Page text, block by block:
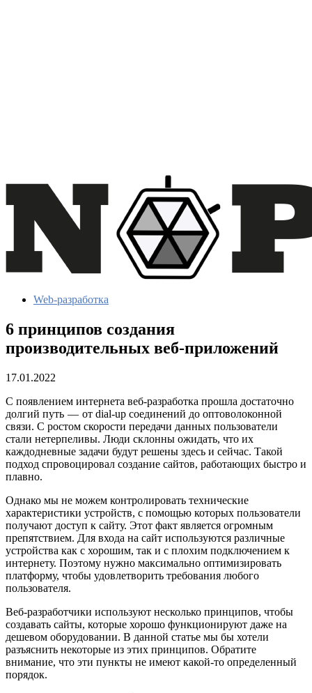
Web-разработка
6 принципов создания
производительных веб-приложений
17.01.2022
С появлением интернета веб-разработка прошла достаточно
долгий путь — от dial-up соединений до оптоволоконной
связи. С ростом скорости передачи данных пользователи
стали нетерпеливы. Люди склонны ожидать, что их
каждодневные задачи будут решены здесь и сейчас. Такой
подход спровоцировал создание сайтов, работающих быстро и
плавно.
Однако мы не можем контролировать технические
характеристики устройств, с помощью которых пользователи
получают доступ к сайту. Этот факт является огромным
препятствием. Для входа на сайт используются различные
устройства как с хорошим, так и с плохим подключением к
интернету. Поэтому нужно максимально оптимизировать
платформу, чтобы удовлетворить требования любого
пользователя.
Веб-разработчики используют несколько принципов, чтобы
создавать сайты, которые хорошо функционируют даже на
дешевом оборудовании. В данной статье мы бы хотели
разъяснить некоторые из этих принципов. Обратите
внимание, что эти пункты не имеют какой-то определенный
порядок.